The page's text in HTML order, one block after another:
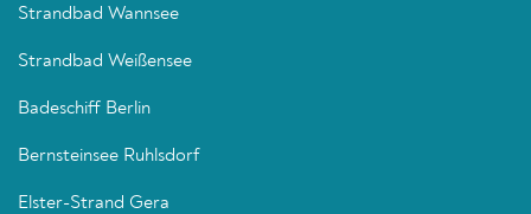
Strandbad Wannsee
Strandbad Weißensee
Badeschiff Berlin
Bernsteinsee Ruhlsdorf
Elster-Strand Gera